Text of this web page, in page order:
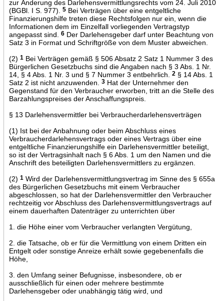
zur Änderung des Darlehensvermittlungsrechts vom 24. Juli 2010
(BGBl. I S. 977).
5Bei Verträgen über eine entgeltliche
Finanzierungshilfe treten diese Rechtsfolgen nur ein, wenn die
Informationen dem im Einzelfall vorliegenden Vertragstyp
angepasst sind.
6Der Darlehensgeber darf unter Beachtung von
Satz 3 in Format und Schriftgröße von dem Muster abweichen.
(2) 1Bei Verträgen gemäß § 506 Absatz 2 Satz 1 Nummer 3 des
Bürgerlichen Gesetzbuchs sind die Angaben nach § 3 Abs. 1 Nr.
14, § 4 Abs. 1 Nr. 3 und § 7 Nummer 3 entbehrlich.
2§ 14 Abs. 1
Satz 2 ist nicht anzuwenden.
3Hat der Unternehmer den
Gegenstand für den Verbraucher erworben, tritt an die Stelle des
Barzahlungspreises der Anschaffungspreis.
§ 13 Darlehensvermittler bei Verbraucherdarlehensverträgen
(1) Ist bei der Anbahnung oder beim Abschluss eines
Verbraucherdarlehensvertrags oder eines Vertrags über eine
entgeltliche Finanzierungshilfe ein Darlehensvermittler beteiligt,
so ist der Vertragsinhalt nach § 6 Abs. 1 um den Namen und die
Anschrift des beteiligten Darlehensvermittlers zu ergänzen.
(2) 1Wird der Darlehensvermittlungsvertrag im Sinne des § 655a
des Bürgerlichen Gesetzbuchs mit einem Verbraucher
abgeschlossen, so hat der Darlehensvermittler den Verbraucher
rechtzeitig vor Abschluss des Darlehensvermittlungsvertrags auf
einem dauerhaften Datenträger zu unterrichten über
1. die Höhe einer vom Verbraucher verlangten Vergütung,
2. die Tatsache, ob er für die Vermittlung von einem Dritten ein
Entgelt oder sonstige Anreize erhält sowie gegebenenfalls die
Höhe,
3. den Umfang seiner Befugnisse, insbesondere, ob er
ausschließlich für einen oder mehrere bestimmte
Darlehensgeber oder unabhängig tätig wird, und